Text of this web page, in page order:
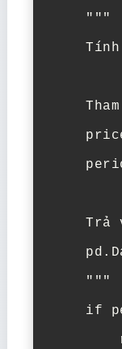
    """
Tham
Trả
    """
if